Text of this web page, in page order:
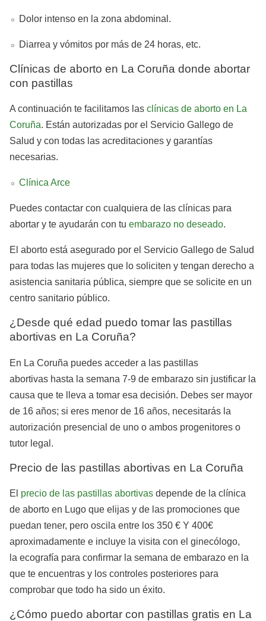
Dolor intenso en la zona abdominal.
Diarrea y vómitos por más de 24 horas, etc.
Clínicas de aborto en La Coruña donde abortar
con pastillas
A continuación te facilitamos las clínicas de aborto en La
Coruña. Están autorizadas por el Servicio Gallego de
Salud y con todas las acreditaciones y garantías
necesarias.
Clínica Arce
Puedes contactar con cualquiera de las clínicas para
abortar y te ayudarán con tu embarazo no deseado.
El aborto está asegurado por el Servicio Gallego de Salud
para todas las mujeres que lo soliciten y tengan derecho a
asistencia sanitaria pública, siempre que se solicite en un
centro sanitario público.
¿Desde qué edad puedo tomar las pastillas
abortivas en La Coruña?
En La Coruña puedes acceder a las pastillas
abortivas hasta la semana 7-9 de embarazo sin justificar la
causa que te lleva a tomar esa decisión. Debes ser mayor
de 16 años; si eres menor de 16 años, necesitarás la
autorización presencial de uno o ambos progenitores o
tutor legal.
Precio de las pastillas abortivas en La Coruña
El precio de las pastillas abortivas depende de la clínica
de aborto en Lugo que elijas y de las promociones que
puedan tener, pero oscila entre los 350 € Y 400€
aproximadamente e incluye la visita con el ginecólogo,
la ecografía para confirmar la semana de embarazo en la
que te encuentras y los controles posteriores para
comprobar que todo ha sido un éxito.
¿Cómo puedo abortar con pastillas gratis en La